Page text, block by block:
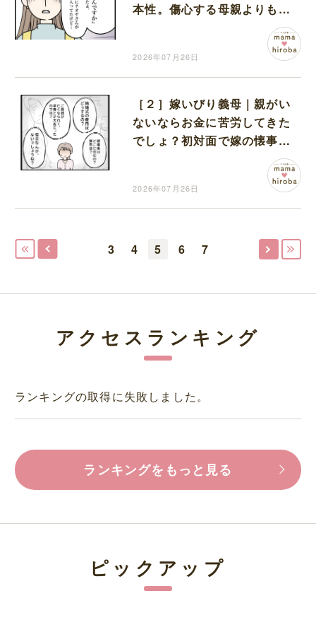
本性。傷心する母親よりも遺
産を気にする姿に言葉を失う
2026年07月26日
［２］嫁いびり義母｜親がい
ないならお金に苦労してきた
でしょ？初対面で嫁の懐事情
2026年07月26日
3 4 5 6 7
アクセスランキング
ランキングの取得に失敗しました。
ランキングをもっと見る
ピックアップ